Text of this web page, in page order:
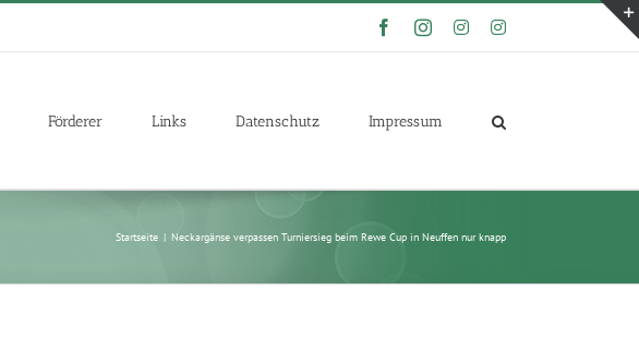
FacebookInstagramInstagramInstagram
Förderer Links Datenschutz Impressum
Startseite | Neckargänse verpassen Turniersieg beim Rewe Cup in Neuffen nur knapp